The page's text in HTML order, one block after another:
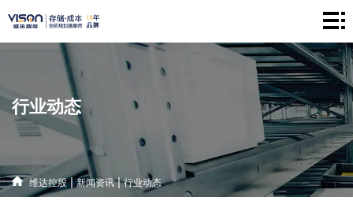
维
心
闻
资
解
决
联
行业动态
维达控股|新闻资讯|行业动态